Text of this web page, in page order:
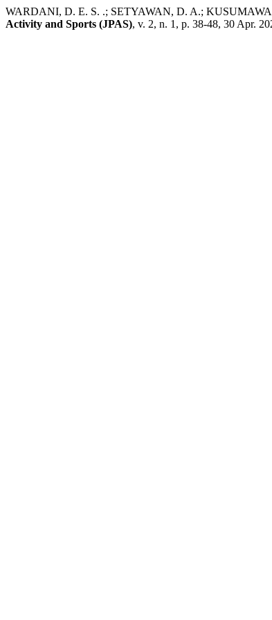
WARDANI, D. E. S. .; SETYAWAN, D. A.;
Activity and Sports (JPAS), v. 2, n. 1, p. 38-48, 30 Apr.